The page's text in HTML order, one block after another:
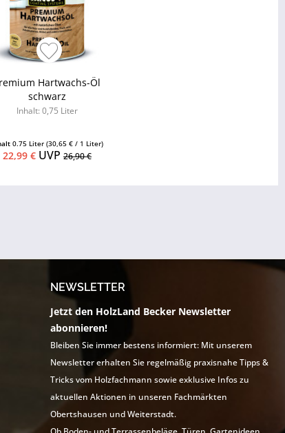
Hartwachs-Öl
schwarz
Inhalt: 0,75 Liter
0.75 Liter (30,65 € / 1 Liter)
22,99 €UVP 26,90 €
NEWSLETTER
Jetzt den HolzLand Becker Newsletter
abonnieren!
Bleiben Sie immer bestens informiert: Mit unserem
Newsletter erhalten Sie regelmäßig praxisnahe Tipps &
Tricks vom Holzfachmann sowie exklusive Infos zu
aktuellen Aktionen in unseren Fachmärkten
Obertshausen und Weiterstadt.